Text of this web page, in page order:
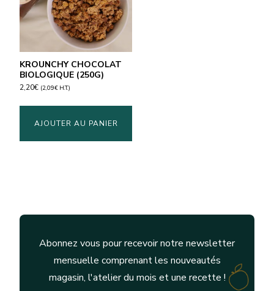
KROUNCHY CHOCOLAT
BIOLOGIQUE (250G)
2,20€ (2,09€ H.T.)
AJOUTER AU PANIER
Abonnez vous pour recevoir notre newsletter
mensuelle comprenant les nouveautés
magasin, l'atelier du mois et une recette !